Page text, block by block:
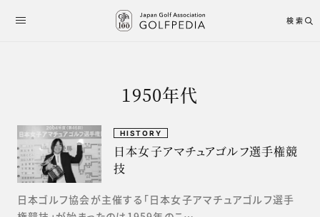
検索
1950年代
HISTORY
日本女子アマチュアゴルフ選手権競
技
日本ゴルフ協会が主催する「日本女子アマチュアゴルフ選手